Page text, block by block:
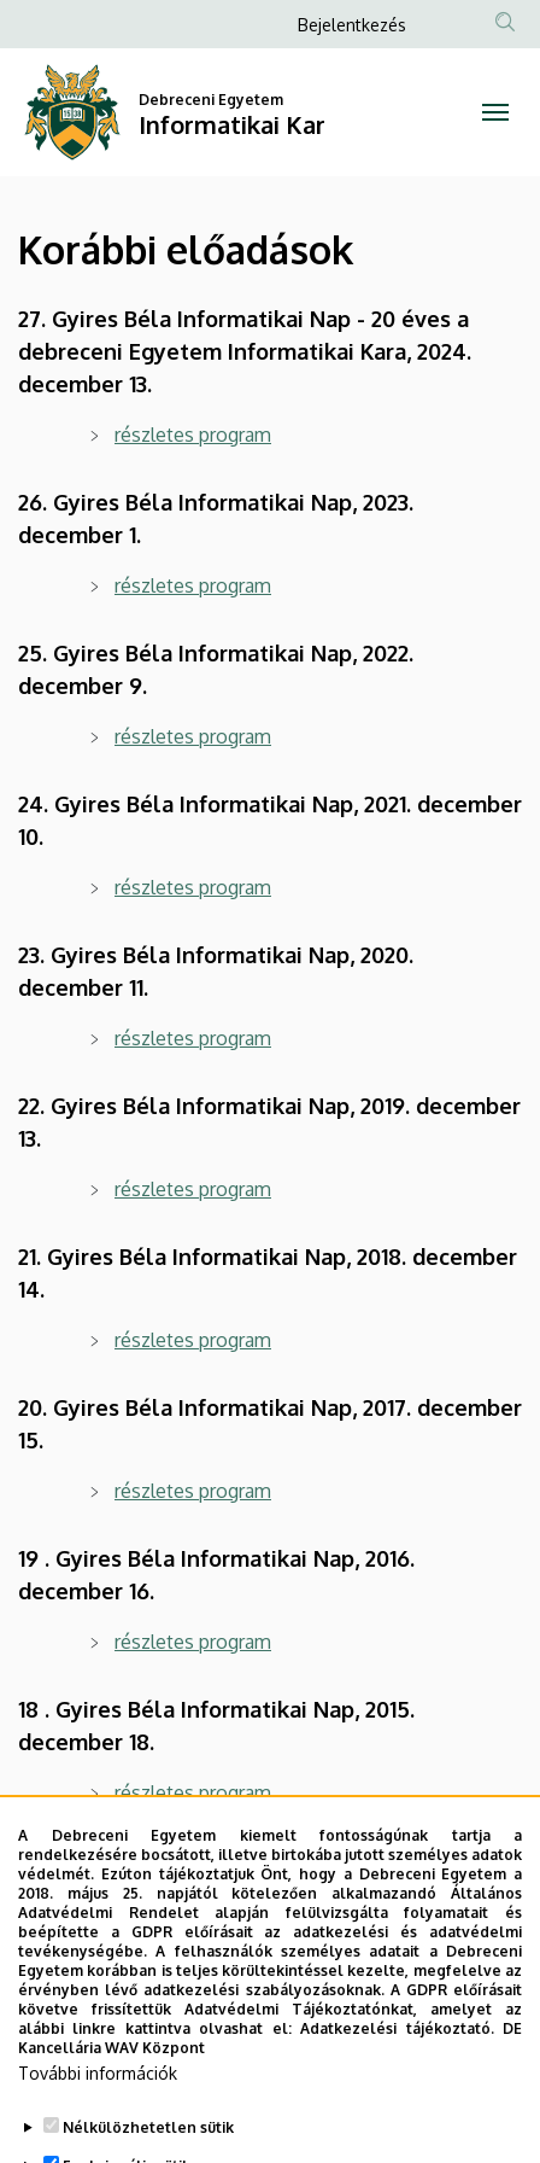
előadások
Informatikai
a
tartalomra
Anonim
menüje
Bejelentkezés
Debreceni Egyetem
Informatikai Kar
Korábbi előadások
27. Gyires Béla Informatikai Nap - 20 éves a
debreceni Egyetem Informatikai Kara, 2024.
december 13.
részletes program
26. Gyires Béla Informatikai Nap, 2023.
december 1.
részletes program
25. Gyires Béla Informatikai Nap, 2022.
december 9.
részletes program
24. Gyires Béla Informatikai Nap, 2021. december
10.
részletes program
23. Gyires Béla Informatikai Nap, 2020.
december 11.
részletes program
22. Gyires Béla Informatikai Nap, 2019. december
13.
részletes program
21. Gyires Béla Informatikai Nap, 2018. december
14.
részletes program
20. Gyires Béla Informatikai Nap, 2017. december
15.
részletes program
19 . Gyires Béla Informatikai Nap, 2016.
december 16.
részletes program
18 . Gyires Béla Informatikai Nap, 2015.
december 18.
részletes program
17 . Gyires Béla Informatikai Nap, 2014.
december 19.
részletes program
16 . Gyires Béla Informatikai Nap, 2013.
december 20.
A Debreceni Egyetem kiemelt fontosságúnak tartja a
rendelkezésére bocsátott, illetve birtokába jutott személyes adatok
védelmét. Ezúton tájékoztatjuk Önt, hogy a Debreceni Egyetem a
2018. május 25. napjától kötelezően alkalmazandó Általános
Adatvédelmi Rendelet alapján felülvizsgálta folyamatait és
beépítette a GDPR előírásait az adatkezelési és adatvédelmi
tevékenységébe. A felhasználók személyes adatait a Debreceni
Egyetem korábban is teljes körültekintéssel kezelte, megfelelve az
érvényben lévő adatkezelési szabályozásoknak. A GDPR előírásait
követve frissítettük Adatvédelmi Tájékoztatónkat, amelyet az
alábbi linkre kattintva olvashat el:Adatkezelési tájékoztató. DE
Kancellária WAV Központ
További információk
Nélkülözhetetlen sütik